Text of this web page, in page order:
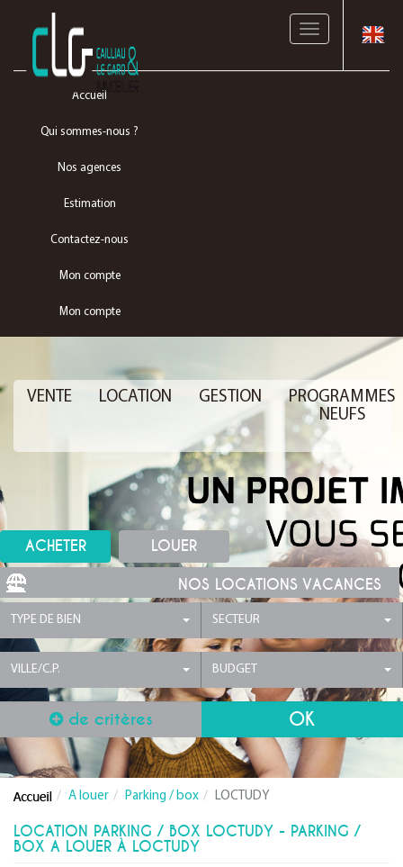
Toggle
Accueil
Qui sommes-nous ?
Nos agences
Estimation
Contactez-nous
Mon compte
Mon compte
VENTE LOCATION GESTION
PROGRAMMES
NEUFS
ACHETER LOUER
NOS LOCATIONS VACANCES
TYPE DE BIEN SECTEUR
VILLE/C.P. BUDGET
de critères
A louer Parking / box LOCTUDY
LOCATION PARKING / BOX LOCTUDY - PARKING /
BOX A LOUER À LOCTUDY